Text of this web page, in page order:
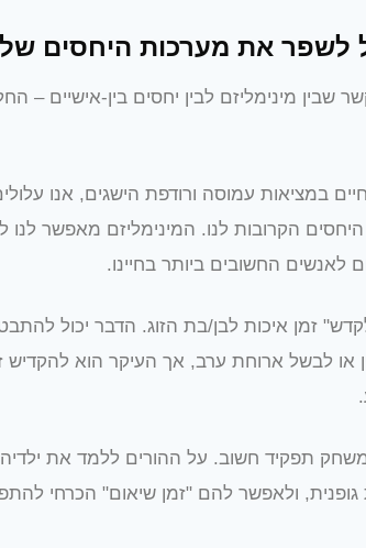
לשפר את מערכות היחסים
מינימליזם לבין יחסים בין-אישיים –
במציאות עמוסה ורודפת הישגים, אנו
הקרובות לנו. המינימליזם מאפשר לנו
החשובים ביותר בחיינו.
זמן איכות לבן/בת הזוג. הדבר יכול
או לבשל ארוחת ערב, אך העיקר הוא
משחק תפקיד חשוב. על ההורים ללמד את
גופנית, ולאפשר להם "זמן שיאום" הכרחי